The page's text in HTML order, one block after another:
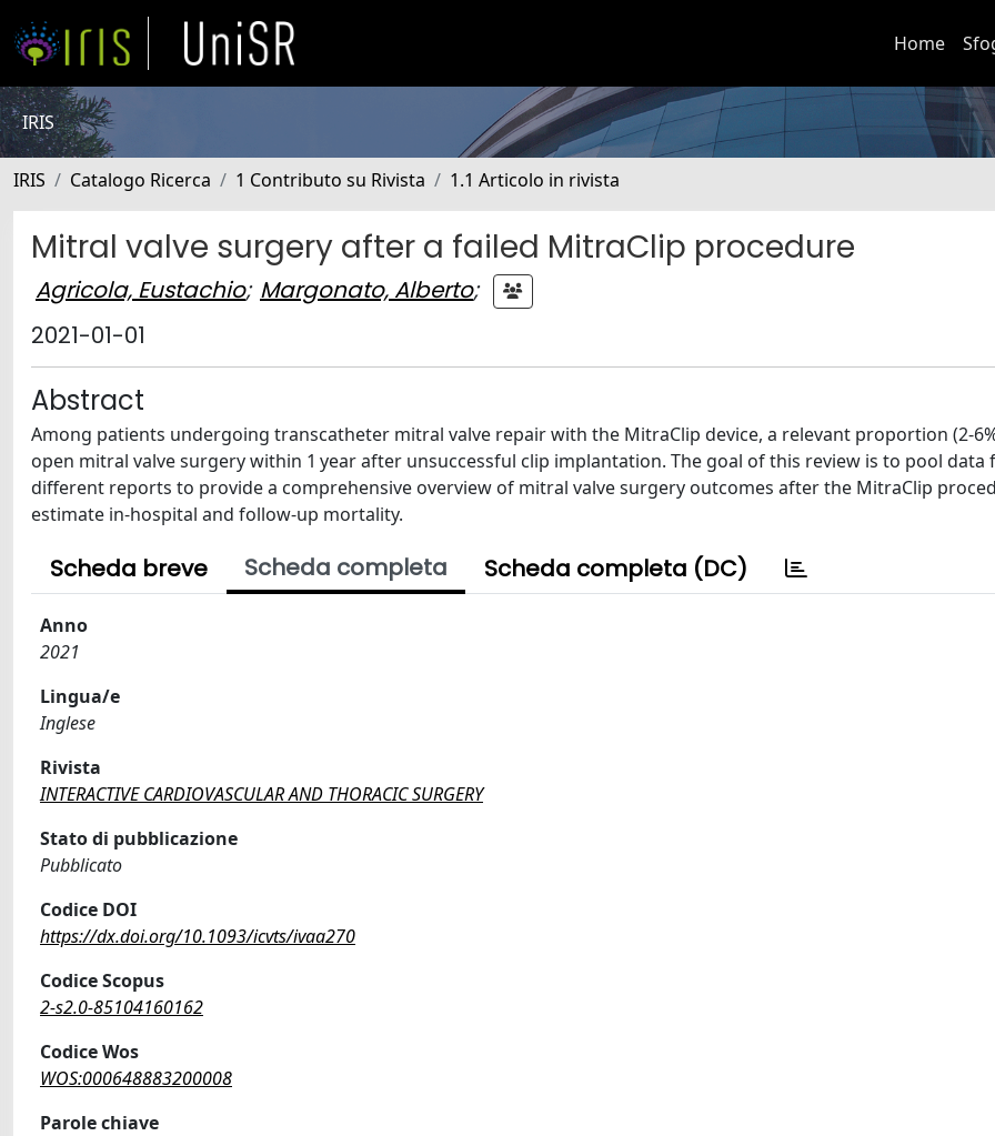
Home
IRIS
IRIS Catalogo Ricerca 1 Contributo su Rivista 1.1 Articolo in rivista
Mitral valve surgery after a failed MitraClip procedure
Agricola, Eustachio; Margonato, Alberto;
2021-01-01
Abstract
Among patients undergoing transcatheter mitral valve repair with the MitraClip device, a relevant proportion (2-
open mitral valve surgery within 1 year after unsuccessful clip implantation. The goal of this review is to pool data
different reports to provide a comprehensive overview of mitral valve surgery outcomes after the MitraClip
estimate in-hospital and follow-up mortality.
Scheda breve Scheda completa Scheda completa (DC)
Anno
2021
Lingua/e
Inglese
Rivista
INTERACTIVE CARDIOVASCULAR AND THORACIC SURGERY
Stato di pubblicazione
Pubblicato
Codice DOI
https://dx.doi.org/10.1093/icvts/ivaa270
Codice Scopus
2-s2.0-85104160162
Codice Wos
WOS:000648883200008
Parole chiave